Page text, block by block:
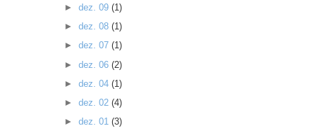
► dez. 09 (1)
► dez. 08 (1)
► dez. 07 (1)
► dez. 06 (2)
► dez. 04 (1)
► dez. 02 (4)
► dez. 01 (3)